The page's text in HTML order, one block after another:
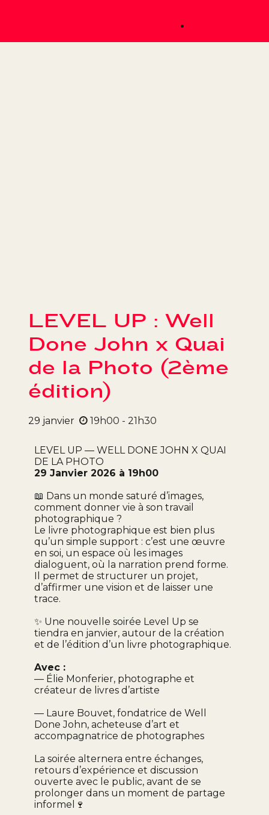
LEVEL UP : Well
Done John x Quai
de la Photo (2ème
édition)
29 janvier 19h00 - 21h30
LEVEL UP — WELL DONE JOHN X QUAI
DE LA PHOTO
29 Janvier 2026 à 19h00
📖 Dans un monde saturé d’images,
comment donner vie à son travail
photographique ?
Le livre photographique est bien plus
qu’un simple support : c’est une œuvre
en soi, un espace où les images
dialoguent, où la narration prend forme.
Il permet de structurer un projet,
d’affirmer une vision et de laisser une
trace.
✨ Une nouvelle soirée Level Up se
tiendra en janvier, autour de la création
et de l’édition d’un livre photographique.
Avec :
— Élie Monferier, photographe et
créateur de livres d’artiste
— Laure Bouvet, fondatrice de Well
Done John, acheteuse d’art et
accompagnatrice de photographes
La soirée alternera entre échanges,
retours d’expérience et discussion
ouverte avec le public, avant de se
prolonger dans un moment de partage
informel🍷